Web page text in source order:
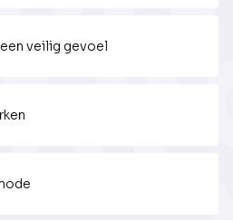
veilig gevoel